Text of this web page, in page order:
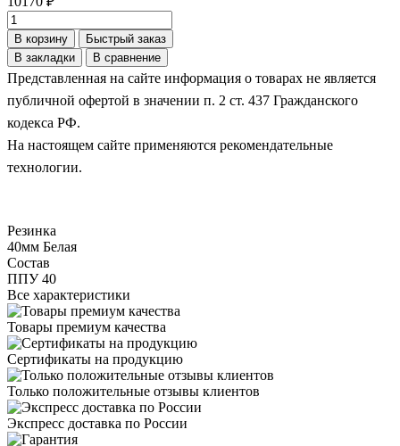
В корзину
Быстрый заказ
В закладки
В сравнение
Представленная на сайте информация о товарах не является
публичной офертой в значении п. 2 ст. 437 Гражданского
кодекса РФ.
На настоящем сайте применяются рекомендательные
технологии.
Резинка
40мм Белая
Состав
ППУ 40
Все характеристики
Товары премиум качества
Сертификаты на продукцию
Только положительные отзывы клиентов
Экспресс доставка по России